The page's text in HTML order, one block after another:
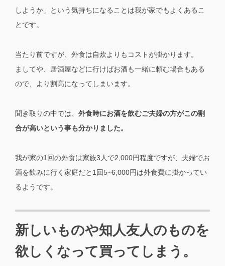
しようか」という気持ちになることは我が家でもよくあるこ
とです。
当たり前ですが、外食は自炊よりもコストが掛かります。
ましてや、居酒屋などに行けばお酒も一緒に頼む場合もある
ので、より割高になってしまいます。
聞き取りの中では、 外食時にお酒を飲むご夫婦の方がこの割
合が高いという事も分かりました。
我が家の1回の外食は家族3人で2,000円程度ですが、夫婦でお
酒を飲みに行く家庭だと1回5~6,000円は外食費に掛かってい
るようです。
新しいものや知人友人のものを
欲しくなって買ってしまう。